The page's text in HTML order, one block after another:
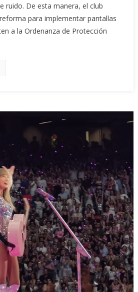
ruido. De esta manera, el club
para implementar pantallas
a la Ordenanza de Protección